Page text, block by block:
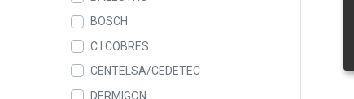
BOSCH
C.I.COBRES
CENTELSA/CEDETEC
DERMIGON